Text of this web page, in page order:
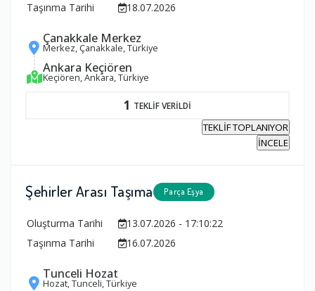
Taşınma Tarihi
18.07.2026
Çanakkale Merkez
Merkez, Çanakkale, Türkiye
Ankara Keçiören
Keçiören, Ankara, Türkiye
1 TEKLİF VERİLDİ
TEKLİF TOPLANIYOR
İNCELE
Şehirler Arası Taşıma Parça Eşya
Oluşturma Tarihi
13.07.2026 - 17:10:22
Taşınma Tarihi
16.07.2026
Tunceli Hozat
Hozat, Tunceli, Türkiye